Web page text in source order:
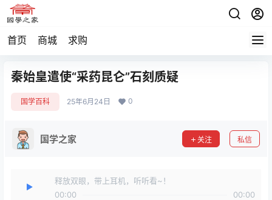
首页 商城 求购
秦始皇遣使“采药昆仑”石刻质疑
国学百科 25年6月24日 0
国学之家 关注 私信
释放双眼，带上耳机，听听看~！
00:00
00:00